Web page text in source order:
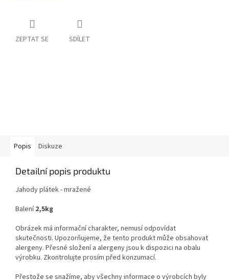
ZEPTAT SE SDÍLET
Popis Diskuze
Detailní popis produktu
Jahody plátek - mražené
Balení2,5kg
Obrázek má informační charakter, nemusí odpovídat
skutečnosti. Upozorňujeme, že tento produkt může obsahovat
alergeny. Přesné složení a alergeny jsou k dispozici na obalu
výrobku. Zkontrolujte prosím před konzumací.
Přestože se snažíme, aby všechny informace o výrobcích byly